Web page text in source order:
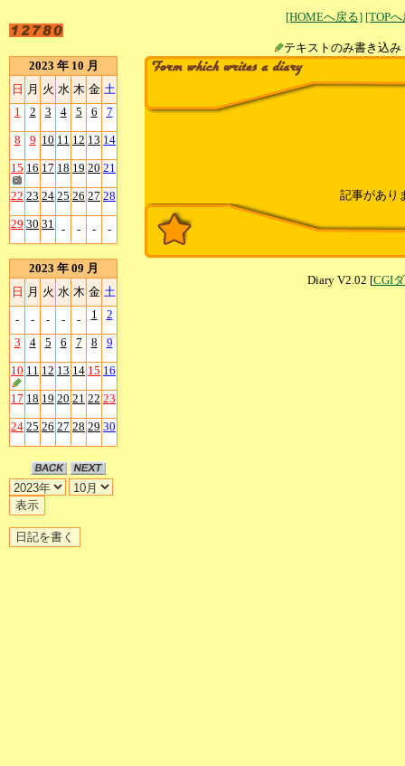
[HOMEへ戻る] [TOP
テキストのみ書
2023 年 10 月
日 月 火 水 木 金 土
1
2 3 4 5 6 7
8 9 10 11 12 13 14
15 16 17 18 19 20 21
22 23 24 25 26 27 28
29 30 31 - - - -
2023 年 09 月
日 月 火 水 木 金 土
- - - - - 1 2
3 4 5 6 7 8 9
10 11 12 13 14 15 16
17 18 19 20 21 22 23
24 25 26 27 28 29 30
記事があり
Diary V2.02 [CGI